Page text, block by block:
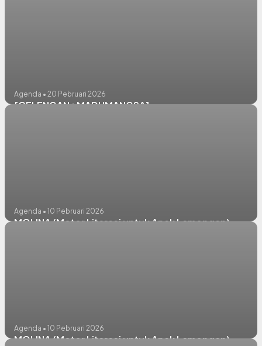
Agenda • 20 Pebruari 2026
[CELENGAN : MADUMANGSA]
Agenda • 10 Pebruari 2026
MOLINA (Motor Literasi untuk Anak Lamongan)
Agenda • 10 Pebruari 2026
MOLINA (Motor Literasi untuk Anak Lamongan)